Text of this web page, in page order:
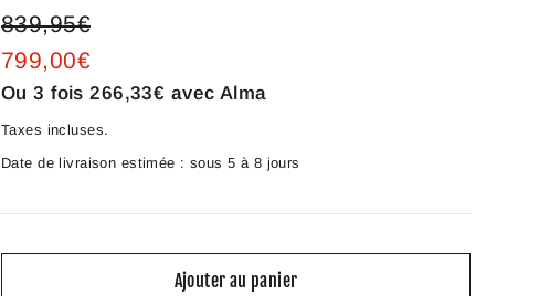
Prix
régulier
839,95€
799,00€
Ou 3 fois266,33€ avec Alma
Taxes incluses.
Date de livraison estimée : sous 5 à 8 jours
Ajouter au panier